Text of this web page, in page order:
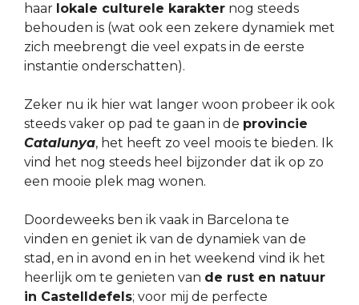
haar lokale culturele karakter nog steeds
behouden is (wat ook een zekere dynamiek met
zich meebrengt die veel expats in de eerste
instantie onderschatten).
Zeker nu ik hier wat langer woon probeer ik ook
steeds vaker op pad te gaan in de provincie
Catalunya, het heeft zo veel moois te bieden. Ik
vind het nog steeds heel bijzonder dat ik op zo
een mooie plek mag wonen.
Doordeweeks ben ik vaak in Barcelona te
vinden en geniet ik van de dynamiek van de
stad, en in avond en in het weekend vind ik het
heerlijk om te genieten van de rust en natuur
in Castelldefels; voor mij de perfecte